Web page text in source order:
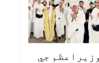
وزيراعظم جي